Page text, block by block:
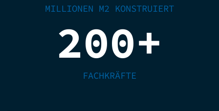
MILLIONEN M2 KONSTRUIERT
FACHKRÄFTE
200+